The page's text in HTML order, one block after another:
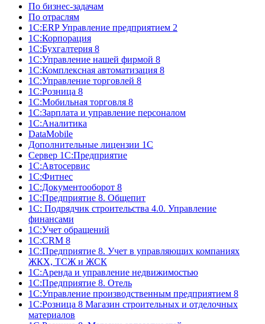
По бизнес-задачам
По отраслям
1C:ERP Управление предприятием 2
1С:Корпорация
1С:Бухгалтерия 8
1С:Управление нашей фирмой 8
1С:Комплексная автоматизация 8
1С:Управление торговлей 8
1С:Розница 8
1С:Мобильная торговля 8
1С:Зарплата и управление персоналом
1С:Аналитика
DataMobile
Дополнительные лицензии 1С
Сервер 1С:Предприятие
1С:Автосервис
1С:Фитнес
1С:Документооборот 8
1С:Предприятие 8. Общепит
1С: Подрядчик строительства 4.0. Управление
финансами
1С:Учет обращений
1C:CRM 8
1С:Предприятие 8. Учет в управляющих компаниях
ЖКХ, ТСЖ и ЖСК
1С:Аренда и управление недвижимостью
1С:Предприятие 8. Отель
1C:Управление производственным предприятием 8
1С:Розница 8 Магазин строительных и отделочных
материалов